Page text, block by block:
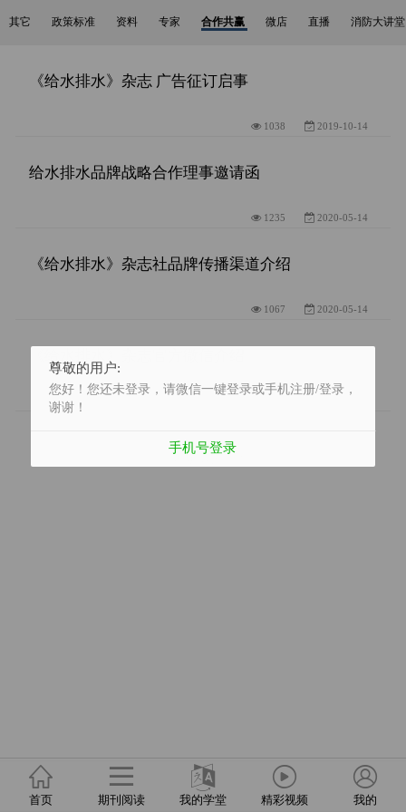
其它 政策标准 资料 专家 合作共赢 微店 直播 消防大讲堂
《给水排水》杂志 广告征订启事
1038 2019-10-14
给水排水品牌战略合作理事邀请函
1235 2020-05-14
《给水排水》杂志社品牌传播渠道介绍
1067 2020-05-14
尊敬的用户:
您好！您还未登录，请微信一键登录或手机注册/登录，
谢谢！
手机号登录
首页 期刊阅读 我的学堂 精彩视频 我的